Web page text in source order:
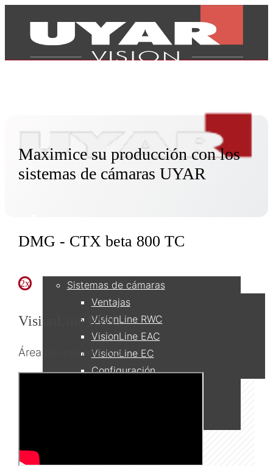
Productos
Sistemas de cámaras
Ventajas
VisionLine RWC
VisionLine EAC
VisionLine EC
Configuración
Maximice su producción con los
sistemas de cámaras UYAR
DMG - CTX beta 800 TC
2x
VisionLine RWC
Área de mecanizado